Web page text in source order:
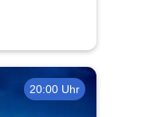
20:00 Uhr